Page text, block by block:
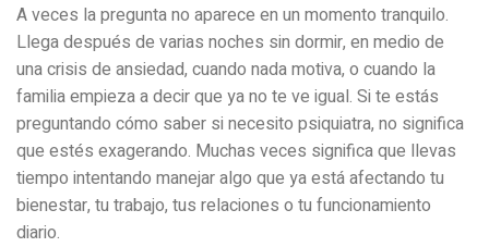
A veces la pregunta no aparece en un momento tranquilo.
Llega después de varias noches sin dormir, en medio de
una crisis de ansiedad, cuando nada motiva, o cuando la
familia empieza a decir que ya no te ve igual. Si te estás
preguntando cómo saber si necesito psiquiatra, no significa
que estés exagerando. Muchas veces significa que llevas
tiempo intentando manejar algo que ya está afectando tu
bienestar, tu trabajo, tus relaciones o tu funcionamiento
diario.